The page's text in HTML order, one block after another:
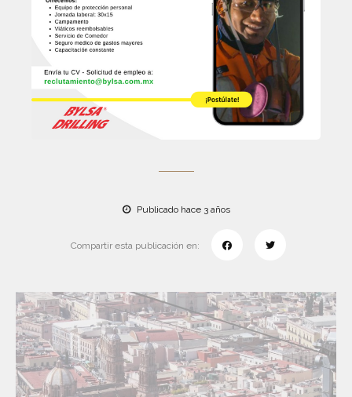
Publicado hace 3 años
Compartir esta publicación en: